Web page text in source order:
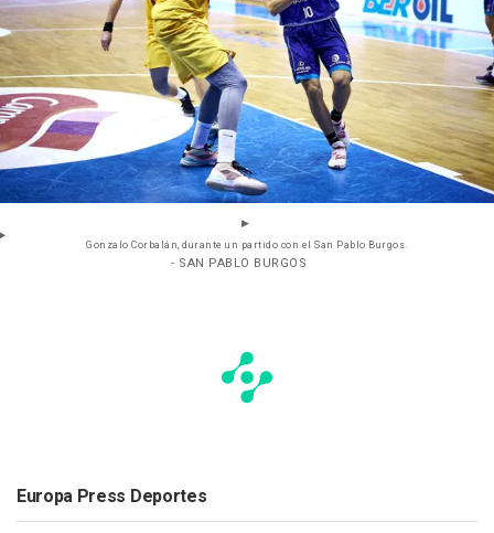
Gonzalo Corbalán, durante un partido con el San Pablo Burgos.
- SAN PABLO BURGOS
Europa Press Deportes